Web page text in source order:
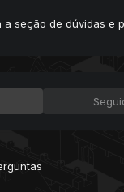
a seção de dúvidas e